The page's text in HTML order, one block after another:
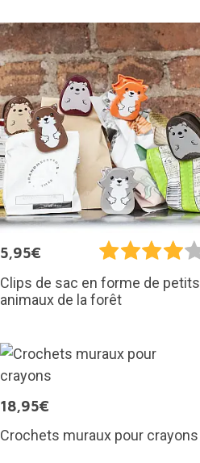
5,95€
Clips de sac en forme de petits
animaux de la forêt
18,95€
Crochets muraux pour crayons